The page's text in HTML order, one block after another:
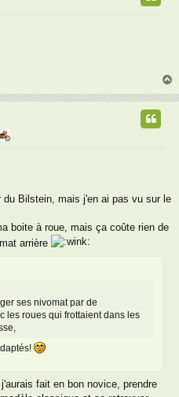
u
Bilstein, mais j'en ai pas vu sur le
boite à roue, mais ça coûte rien de
arrière
ses nivomat par de
les roues qui frottaient dans les
fait en bon novice, prendre